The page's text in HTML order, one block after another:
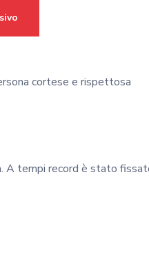
cortese e rispettosa
A tempi record è stato